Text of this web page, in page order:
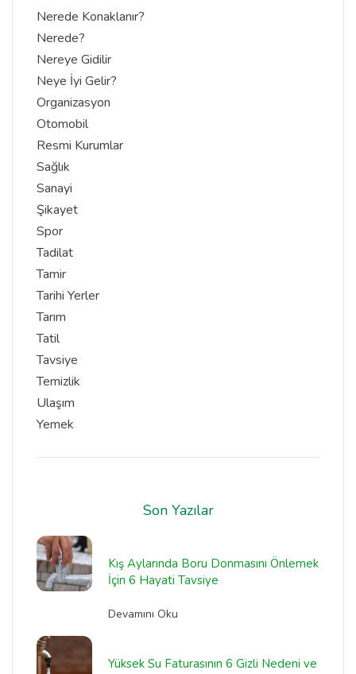
Nerede Konaklanır?
Nerede?
Nereye Gidilir
Neye İyi Gelir?
Organizasyon
Otomobil
Resmi Kurumlar
Sağlık
Sanayi
Şikayet
Spor
Tadilat
Tamir
Tarihi Yerler
Tarım
Tatil
Tavsiye
Temizlik
Ulaşım
Yemek
Son Yazılar
Kış Aylarında Boru Donmasını Önlemek
İçin 6 Hayati Tavsiye
Devamını Oku
Yüksek Su Faturasının 6 Gizli Nedeni ve